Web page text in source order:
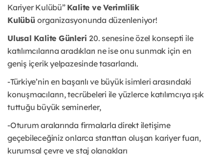
Kariyer Kulübü” Kalite ve Verimlilik
Kulübüorganizasyonunda düzenleniyor!
Ulusal Kalite Günleri 20. senesine özel konsepti ile
katılımcılarına aradıkları ne ise onu sunmak için en
geniş içerik yelpazesinde tasarlandı.
-Türkiye’nin en başarılı ve büyük isimleri arasındaki
konuşmacıların, tecrübeleri ile yüzlerce katılımcıya ışık
tuttuğu büyük seminerler,
-Oturum aralarında firmalarla direkt iletişime
geçebileceğiniz onlarca stanttan oluşan kariyer fuarı,
kurumsal çevre ve staj olanakları